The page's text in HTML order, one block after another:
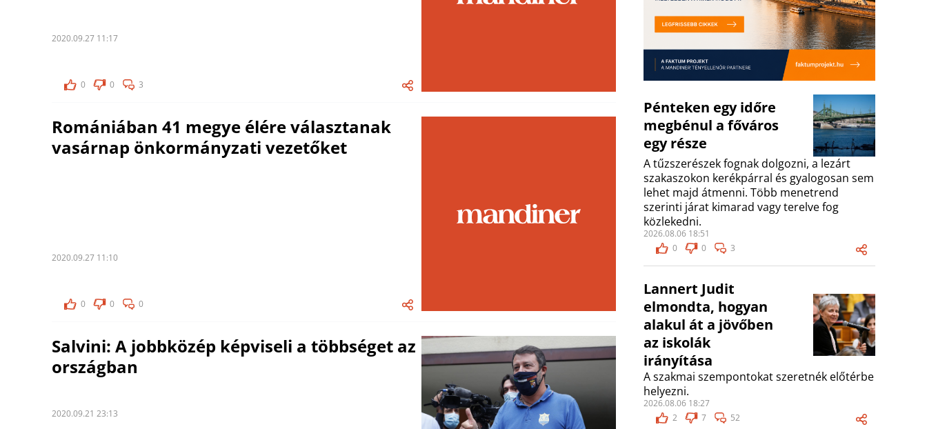
2020.09.27 11:17
0 0 3
Romániában 41 megye élére választanak
vasárnap önkormányzati vezetőket
2020.09.27 11:10
0 0 0
Salvini: A jobbközép képviseli a többséget az
országban
2020.09.21 23:13
Pénteken egy időre
megbénul a főváros
egy része
A tűzszerészek fognak dolgozni, a lezárt
szakaszokon kerékpárral és gyalogosan sem
lehet majd átmenni. Több menetrend
szerinti járat kimarad vagy terelve fog
közlekedni.
2026.08.06 18:51
0
0 3
Lannert Judit
elmondta, hogyan
alakul át a jövőben
az iskolák
irányítása
A szakmai szempontokat szeretnék előtérbe
helyezni.
2026.08.06 18:27
2
7 52